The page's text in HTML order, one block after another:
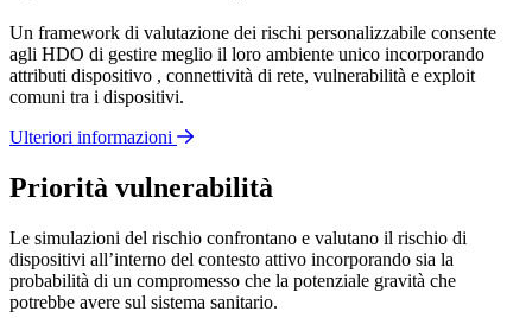
Un framework di valutazione dei rischi personalizzabile consente
agli HDO di gestire meglio il loro ambiente unico incorporando
attributi dispositivo , connettività di rete, vulnerabilità e exploit
comuni tra i dispositivi.
Ulteriori informazioni
Priorità vulnerabilità
Le simulazioni del rischio confrontano e valutano il rischio di
dispositivi all’interno del contesto attivo incorporando sia la
probabilità di un compromesso che la potenziale gravità che
potrebbe avere sul sistema sanitario.